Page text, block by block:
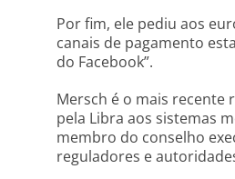
Por fim, ele pediu aos
canais de pagamento
do Facebook”.
Mersch é o mais recente
pela Libra aos sistemas
membro do conselho
reguladores e